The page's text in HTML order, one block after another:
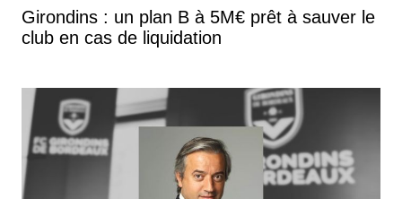
Girondins : un plan B à 5M€ prêt à sauver le
club en cas de liquidation